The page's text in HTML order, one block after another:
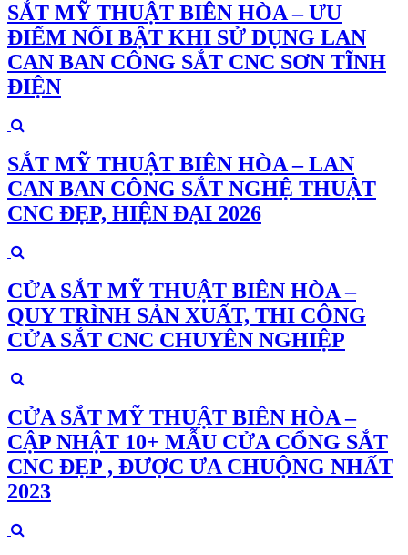
SẮT MỸ THUẬT BIÊN HÒA – ƯU
ĐIỂM NỔI BẬT KHI SỬ DỤNG LAN
CAN BAN CÔNG SẮT CNC SƠN TĨNH
ĐIỆN
SẮT MỸ THUẬT BIÊN HÒA – LAN
CAN BAN CÔNG SẮT NGHỆ THUẬT
CNC ĐẸP, HIỆN ĐẠI 2026
CỬA SẮT MỸ THUẬT BIÊN HÒA –
QUY TRÌNH SẢN XUẤT, THI CÔNG
CỬA SẮT CNC CHUYÊN NGHIỆP
CỬA SẮT MỸ THUẬT BIÊN HÒA –
CẬP NHẬT 10+ MẪU CỬA CỔNG SẮT
CNC ĐẸP , ĐƯỢC ƯA CHUỘNG NHẤT
2023